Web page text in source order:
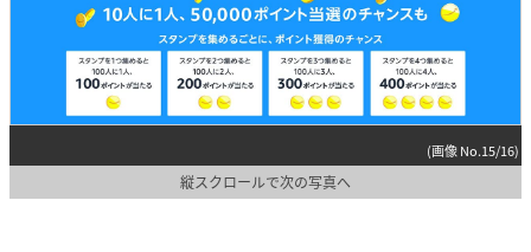
(画像 No.15/16)
縦スクロールで次の写真へ